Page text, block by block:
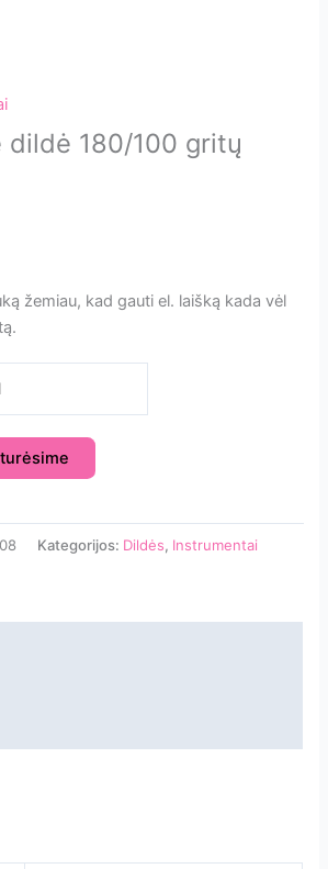
dildė 180/100 gritų
žemiau, kad gauti el. laišką kada vėl
Kategorijos: Dildės, Instrumentai